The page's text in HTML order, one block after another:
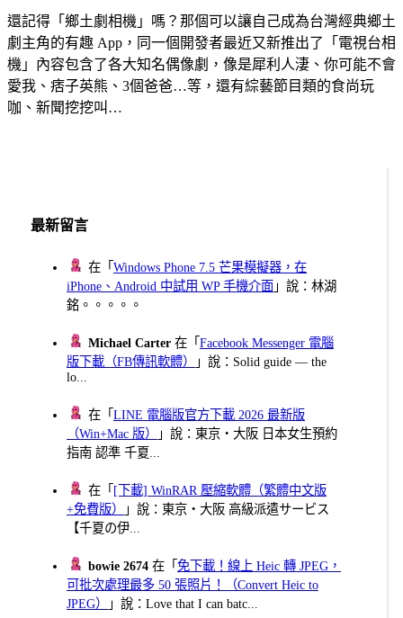
還記得「鄉土劇相機」嗎？那個可以讓自己成為台灣經典鄉土
劇主角的有趣 App，同一個開發者最近又新推出了「電視台相
機」內容包含了各大知名偶像劇，像是犀利人淒、你可能不會
愛我、痞子英熊、3個爸爸…等，還有綜藝節目類的食尚玩
咖、新聞挖挖叫…
最新留言
在「Windows Phone 7.5 芒果模擬器，在
iPhone、Android 中試用 WP 手機介面 」說：林湖
銘。。。。。
Michael Carter 在「Facebook Messenger 電腦
版下載（FB傳訊軟體）
」說：Solid guide — the
lo...
在「LINE 電腦版官方下載 2026 最新版
（Win+Mac 版）
」說：東京・大阪 日本女生預約
指南 認準 千夏...
在「 [下載] WinRAR 壓縮軟體（繁體中文版
+免費版）
」說：東京・大阪 高級派遣サービス
【千夏の伊...
bowie 2674 在「免下載！線上 Heic 轉 JPEG，
可批次處理最多 50 張照片！（Convert Heic to
JPEG）
」說：Love that I can batc...